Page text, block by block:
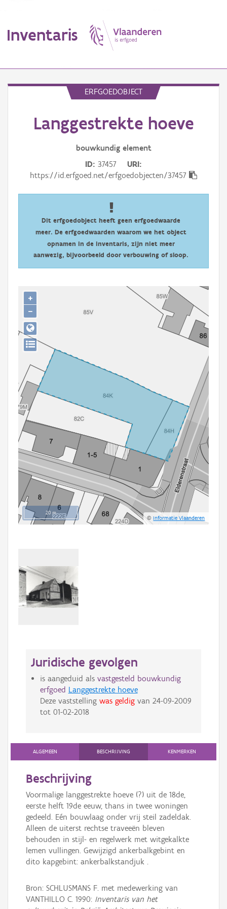
Inventaris
Erfgoedobject
Persoon of collectief
Downloads
Aanmelden
ERFGOEDOBJECT
Langgestrekte hoeve
bouwkundig element
ID 37457
URI
https://id.erfgoed.net/erfgoedobjecten/37457
Dit erfgoedobject heeft geen erfgoedwaarde
meer. De erfgoedwaarden waarom we het object
opnamen in de inventaris, zijn niet meer
aanwezig, bijvoorbeeld door verbouwing of sloop.
20 m
©Informatie Vlaanderen
+
−
Juridische gevolgen
is aangeduid als vastgesteld bouwkundig
erfgoed Langgestrekte hoeve
Deze vaststelling was geldigvan 24-09-2009
tot 01-02-2018
ALGEMEEN BESCHRIJVING KENMERKEN
Beschrijving
Voormalige langgestrekte hoeve (?) uit de 18de,
eerste helft 19de eeuw, thans in twee woningen
gedeeld. Eén bouwlaag onder vrij steil zadeldak.
Alleen de uiterst rechtse traveeën bleven
behouden in stijl- en regelwerk met witgekalkte
lemen vullingen. Gewijzigd ankerbalkgebint en
dito kapgebint: ankerbalkstandjuk .
Bron: SCHLUSMANS F. met medewerking van
VANTHILLO C. 1990: Inventaris van het